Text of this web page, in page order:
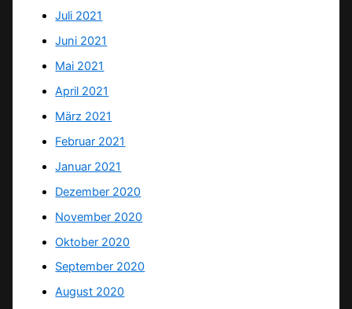
Juli 2021
Juni 2021
Mai 2021
April 2021
März 2021
Februar 2021
Januar 2021
Dezember 2020
November 2020
Oktober 2020
September 2020
August 2020